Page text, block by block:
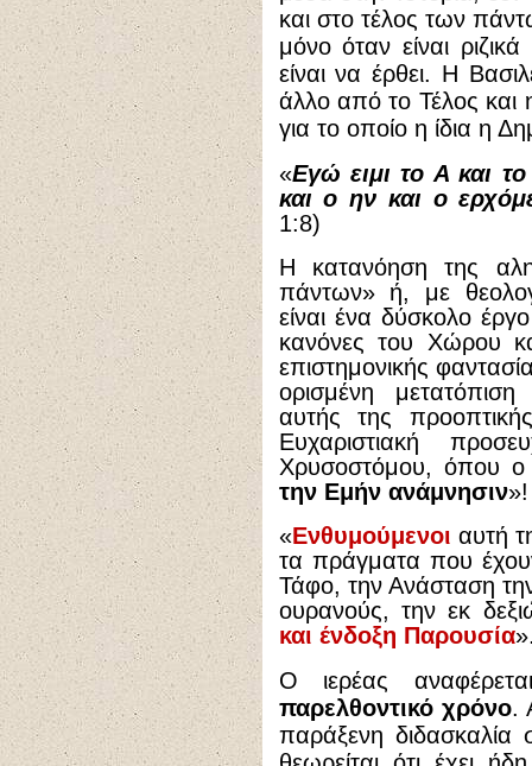
και στο τέλος των
μόνο όταν είναι
είναι να έρθει. Η
άλλο από το Τέλος
για το οποίο η ίδια η
«Εγώ ειμι το Α και
και ο ην και ο
1:8)
Η κατανόηση της
πάντων» ή, με
είναι ένα δύσκολο
κανόνες του Χώρου
επιστημονικής
ορισμένη
αυτής της
Ευχαριστιακή
Χρυσοστόμου, όπου ο
την Εμήν ανάμνησιν»!
«Ενθυμούμενοι αυτή
τα πράγματα που
Τάφο, την Ανάσταση
ουρανούς, την εκ
και ένδοξη Παρουσία
Ο ιερέας
παρελθοντικό χρόνο.
παράξενη